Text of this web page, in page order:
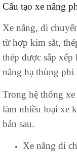
Cấu tạo xe nâng
Xe nâng, di
từ hợp kim sắt,
thép được sắp
nâng hạ thùng phi
Trong hệ thống
làm nhiều loại xe
bản sau.
Xe nâng di